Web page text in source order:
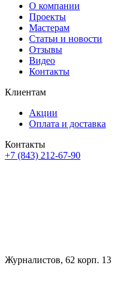
О компании
Проекты
Мастерам
Статьи и новости
Отзывы
Видео
Контакты
Клиентам
Акции
Оплата и доставка
Контакты
+7 (843) 212-67-90
Журналистов, 62 корп. 13